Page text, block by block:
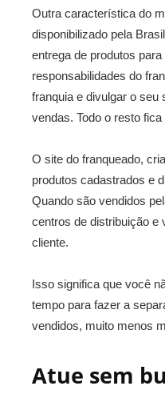
Outra característica do
disponibilizado pela
entrega de produtos
responsabilidades do
franquia e divulgar o seu
vendas. Todo o resto
O site do franqueado,
produtos cadastrados e
Quando são vendidos
centros de distribuição e
cliente.
Isso significa que você
tempo para fazer a
vendidos, muito menos
Atue sem